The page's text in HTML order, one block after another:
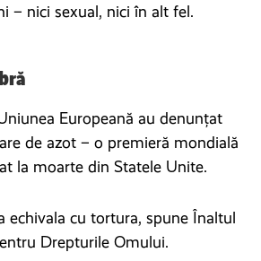
– nici sexual, nici în alt fel.
Europeană au denunțat
de azot – o premieră mondială
la moarte din Statele Unite.
echivala cu tortura, spune Înaltul
Drepturile Omului.